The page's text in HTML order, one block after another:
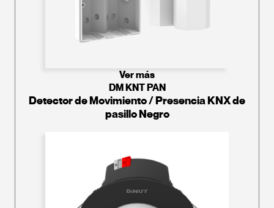
Ver más
DM KNT PAN
Detector de Movimiento / Presencia KNX de
pasillo Negro